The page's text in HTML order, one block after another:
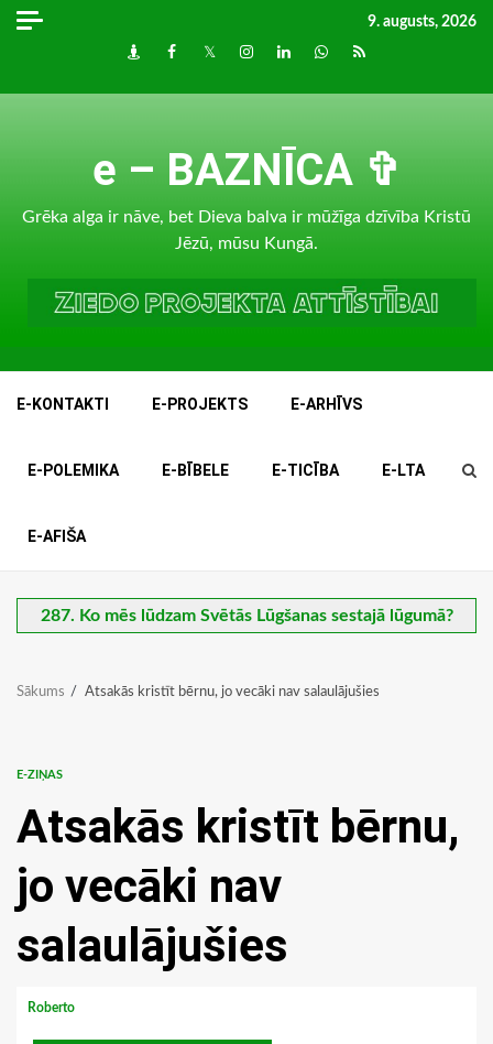
Skip
9. augusts, 2026
DraugiemFacebook
TwitterInstagram
LinkedInwhatsapp
RSS
e – BAZNĪCA ✞
Grēka alga ir nāve, bet Dieva balva ir mūžīga dzīvība Kristū
Jēzū, mūsu Kungā.
E-KONTAKTI E-PROJEKTS E-ARHĪVS
E-POLEMIKA E-BĪBELE E-TICĪBA E-LTA
E-AFIŠA
287. Ko mēs lūdzam Svētās Lūgšanas sestajā lūgumā?
Sākums Atsakās kristīt bērnu, jo vecāki nav salaulājušies
E-ZIŅAS
Atsakās kristīt bērnu,
jo vecāki nav
salaulājušies
Roberto